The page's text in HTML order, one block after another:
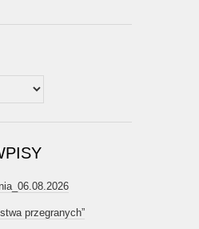
przegranych”